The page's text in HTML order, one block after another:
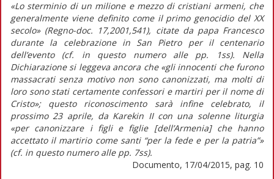
«Lo sterminio di un milione e mezzo di cristiani armeni, che
generalmente viene definito come il primo genocidio del XX
secolo» (Regno-doc. 17,2001,541), citate da papa Francesco
durante la celebrazione in San Pietro per il centenario
dell’evento (cf. in questo numero alle pp. 1ss). Nella
Dichiarazione si leggeva ancora che «gli innocenti che furono
massacrati senza motivo non sono canonizzati, ma molti di
loro sono stati certamente confessori e martiri per il nome di
Cristo»; questo riconoscimento sarà infine celebrato, il
prossimo 23 aprile, da Karekin II con una solenne liturgia
«per canonizzare i figli e figlie [dell’Armenia] che hanno
accettato il martirio come santi “per la fede e per la patria”»
(cf. in questo numero alle pp. 7ss).
Documento, 17/04/2015, pag. 10